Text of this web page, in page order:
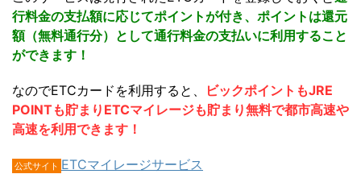
行料金の支払額に応じてポイントが付き、ポイントは還元
額（無料通行分）として通行料金の支払いに利用すること
ができます！
なのでETCカードを利用すると、
ビックポイントもJRE
POINTも貯まりETCマイレージも貯まり無料で都市高速や
高速を利用できます！
公式サイト ETCマイレージサービス